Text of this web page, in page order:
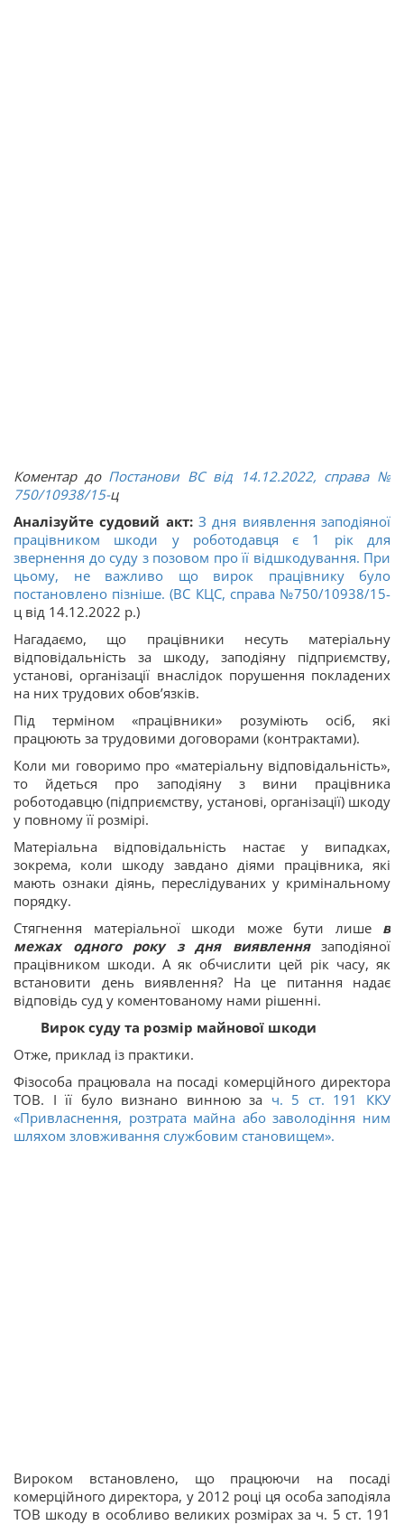
Коментар до Постанови ВС від 14.12.2022, справа №
750/10938/15-ц
Аналізуйте судовий акт: З дня виявлення заподіяної
працівником шкоди у роботодавця є 1 рік для
звернення до суду з позовом про її відшкодування. При
цьому, не важливо що вирок працівнику було
постановлено пізніше. (ВС КЦС, справа №750/10938/15-
ц від 14.12.2022 р.)
Нагадаємо, що працівники несуть матеріальну
відповідальність за шкоду, заподіяну підприємству,
установі, організації внаслідок порушення покладених
на них трудових обов’язків.
Під терміном «працівники» розуміють осіб, які
працюють за трудовими договорами (контрактами).
Коли ми говоримо про «матеріальну відповідальність»,
то йдеться про заподіяну з вини працівника
роботодавцю (підприємству, установі, організації) шкоду
у повному її розмірі.
Матеріальна відповідальність настає у випадках,
зокрема, коли шкоду завдано діями працівника, які
мають ознаки діянь, переслідуваних у кримінальному
порядку.
Стягнення матеріальної шкоди може бути лише в
межах одного року з дня виявлення заподіяної
працівником шкоди. А як обчислити цей рік часу, як
встановити день виявлення? На це питання надає
відповідь суд у коментованому нами рішенні.
Вирок суду та розмір майнової шкоди
Отже, приклад із практики.
Фізособа працювала на посаді комерційного директора
ТОВ. І її було визнано винною за ч. 5 ст. 191 ККУ
«Привласнення, розтрата майна або заволодіння ним
шляхом зловживання службовим становищем».
Вироком встановлено, що працюючи на посаді
комерційного директора, у 2012 році ця особа заподіяла
ТОВ шкоду в особливо великих розмірах за ч. 5 ст. 191